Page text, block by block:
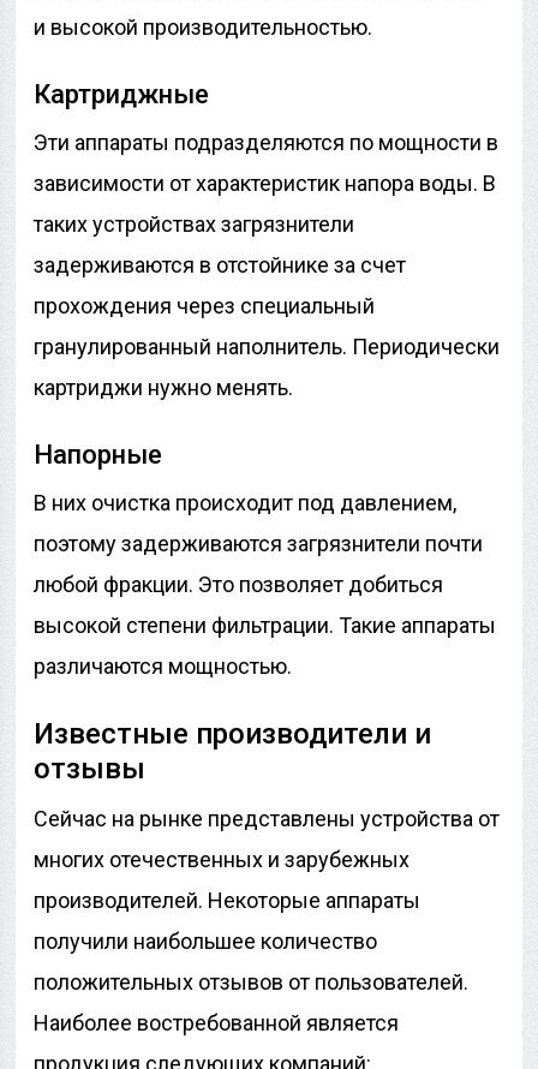
и высокой производительностью.
Картриджные
Эти аппараты подразделяются по мощности в
зависимости от характеристик напора воды. В
таких устройствах загрязнители
задерживаются в отстойнике за счет
прохождения через специальный
гранулированный наполнитель. Периодически
картриджи нужно менять.
Напорные
В них очистка происходит под давлением,
поэтому задерживаются загрязнители почти
любой фракции. Это позволяет добиться
высокой степени фильтрации. Такие аппараты
различаются мощностью.
Известные производители и
отзывы
Сейчас на рынке представлены устройства от
многих отечественных и зарубежных
производителей. Некоторые аппараты
получили наибольшее количество
положительных отзывов от пользователей.
Наиболее востребованной является
продукция следующих компаний: